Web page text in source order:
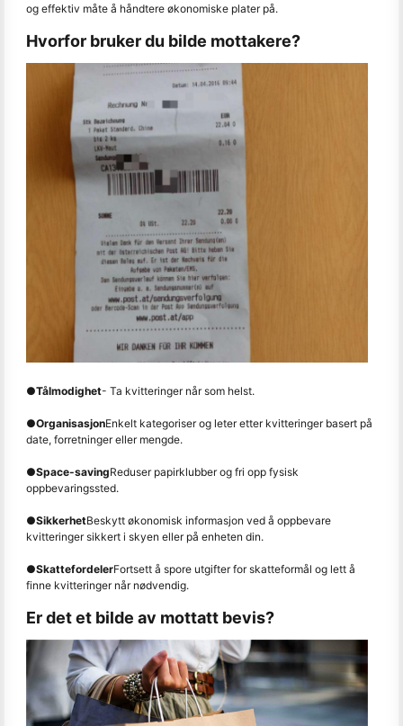
og effektiv måte å håndtere økonomiske plater på.
Hvorfor bruker du bilde mottakere?
●Tålmodighet- Ta kvitteringer når som helst.
●OrganisasjonEnkelt kategoriser og leter etter kvitteringer basert på
date, forretninger eller mengde.
●Space-savingReduser papirklubber og fri opp fysisk
oppbevaringssted.
●SikkerhetBeskytt økonomisk informasjon ved å oppbevare
kvitteringer sikkert i skyen eller på enheten din.
●SkattefordelerFortsett å spore utgifter for skatteformål og lett å
finne kvitteringer når nødvendig.
Er det et bilde av mottatt bevis?